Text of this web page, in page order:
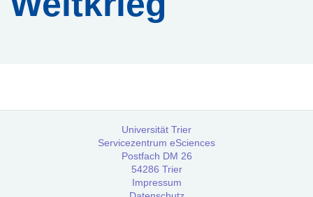
Universität Trier
Servicezentrum eSciences
Postfach DM 26
54286 Trier
Impressum